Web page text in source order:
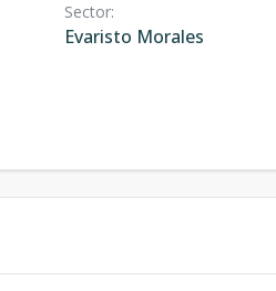
Sector:
Evaristo Morales